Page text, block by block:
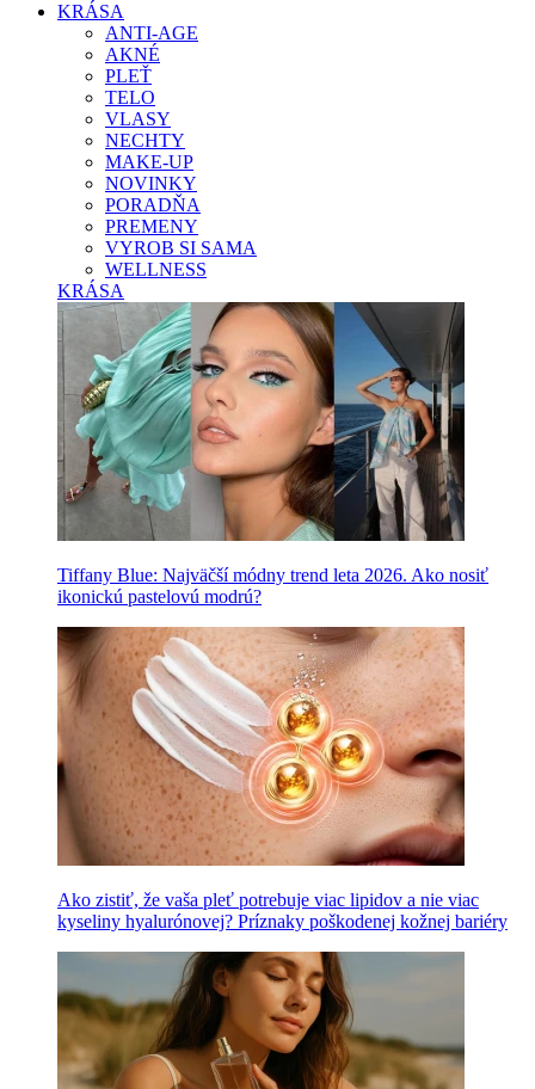
KRÁSA
ANTI-AGE
AKNÉ
PLEŤ
TELO
VLASY
NECHTY
MAKE-UP
NOVINKY
PORADŇA
PREMENY
VYROB SI SAMA
WELLNESS
KRÁSA
Tiffany Blue: Najväčší módny trend leta 2026. Ako nosiť
ikonickú pastelovú modrú?
Ako zistiť, že vaša pleť potrebuje viac lipidov a nie viac
kyseliny hyalurónovej? Príznaky poškodenej kožnej bariéry